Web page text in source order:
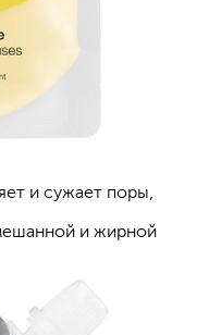
и сужает поры,
и жирной